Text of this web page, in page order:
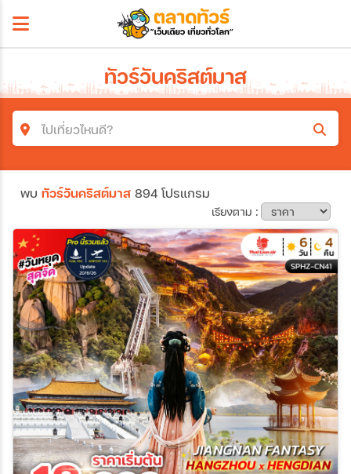
ทัวร์วันคริสต์มาส
ไปเที่ยวไหนดี?
โซน
ประเทศ
เมือง
สายการบิน
พบ ทัวร์วันคริสต์มาส 894 โปรแกรม
เรียงตาม :